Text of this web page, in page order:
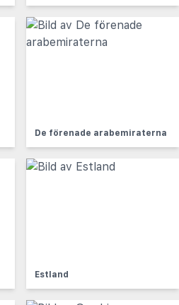
De förenade arabemiraterna
Estland